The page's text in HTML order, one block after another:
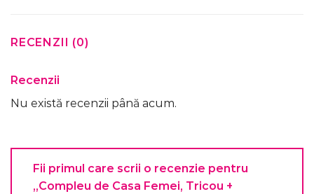
RECENZII (0)
Recenzii
Nu există recenzii până acum.
Fii primul care scrii o recenzie pentru
„Compleu de Casa Femei, Tricou +